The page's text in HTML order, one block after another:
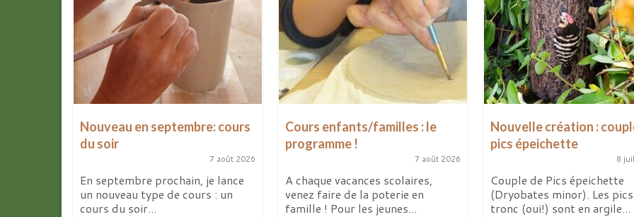
Nouveau en septembre: cours
du soir
7 août 2026
En septembre prochain, je lance
un nouveau type de cours : un
cours du soir...
Cours enfants/familles : le
programme !
7 août 2026
A chaque vacances scolaires,
venez faire de la poterie en
famille ! Pour les jeunes...
Nouvelle création :
pics épeichette
8
Couple de Pics épeichette
(Dryobates minor). Les
tronc (oui!) sont en argile...